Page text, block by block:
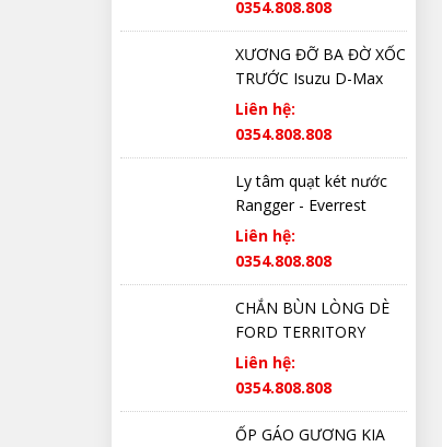
0354.808.808
XƯƠNG ĐỠ BA ĐỜ XỐC
TRƯỚC Isuzu D-Max
Liên hệ:
0354.808.808
Ly tâm quạt két nước
Rangger - Everrest
Liên hệ:
0354.808.808
CHẮN BÙN LÒNG DÈ
FORD TERRITORY
CHÍNH HÃNG
Liên hệ:
0354.808.808
ỐP GÁO GƯƠNG KIA